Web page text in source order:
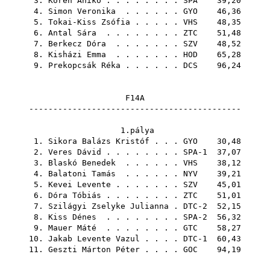
4. Simon Veronika . . . . . . GYO 46,36
5. Tokai-Kiss Zsófia . . . . . VHS 48,35
6. Antal Sára . . . . . . . . ZTC 51,48
7. Berkecz Dóra . . . . . . . SZV 48,52
8. Kisházi Emma . . . . . . . HOD 65,28
9. Prekopcsák Réka . . . . . . DCS 96,24
F14A
--------------------------------------------
1.pálya
1. Sikora Balázs Kristóf . . . GYO 30,48
2. Veres Dávid
. . . . . . . . SPA-1 37,07
3. Blaskó Benedek . . . . . . VHS 38,12
4. Balatoni Tamás . . . . . . NYV 39,21
5. Kevei Levente . . . . . . . SZV 45,01
6. Dóra Tóbiás . . . . . . . . ZTC 51,01
7. Szilágyi Zselyke Julianna . DTC-2 52,15
8. Kiss Dénes . . . . . . . . SPA-2 56,32
9. Mauer Máté . . . . . . . . GTC 58,27
10. Jakab Levente Vazul . . . . DTC-1 60,43
11. Geszti Márton Péter . . . . GOC 94,19